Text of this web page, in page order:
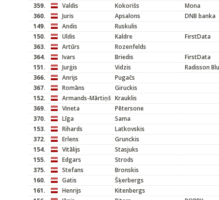
359.
Valdis Kokorišs
Mona
360.
Juris Apsalons
DNB banka
149.
Andis
Ruskulis
150.
Uldis Kaldre
FirstData
363.
Artūrs
Rozenfelds
364.
Ivars Briedis
FirstData
151.
Jurģis Vidzis
Radisson
366.
Anrijs
Pugačs
367.
Romāns
Giruckis
152.
Armands-Mārtiņš Krauklis
369.
Vineta
Pētersone
370.
Līga
Sama
153.
Rihards
Latkovskis
372.
Erlens
Grunckis
154.
Vitālijs
Stasjuks
155.
Edgars
Strods
375.
Stefans
Bronskis
160.
Gatis
Šķerbergs
161.
Henrijs
Kitenbergs